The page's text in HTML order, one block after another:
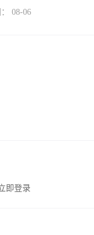
08-06
即登录